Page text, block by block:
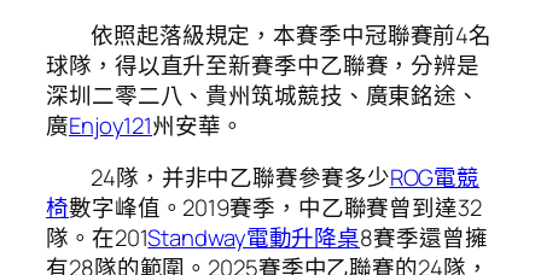
依照起落級規定，本賽季中冠聯賽前4名
球隊，得以直升至新賽季中乙聯賽，分辨是
深圳二零二八、貴州筑城競技、廣東銘途、
廣Enjoy121州安華。
24隊，并非中乙聯賽參賽多少ROG電競
椅數字峰值。2019賽季，中乙聯賽曾到達32
隊。在201Standway電動升降桌8賽季還曾擁
有28隊的範圍。2025賽季中乙聯賽的24隊，